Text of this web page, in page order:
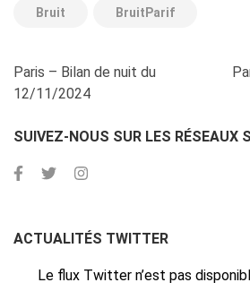
Bruit BruitParif
Navigation
de
Paris – Bilan de nuit du
12/11/2024
SUIVEZ-NOUS SUR LES RÉSEAUX
ACTUALITÉS TWITTER
Le flux Twitter n’est pas